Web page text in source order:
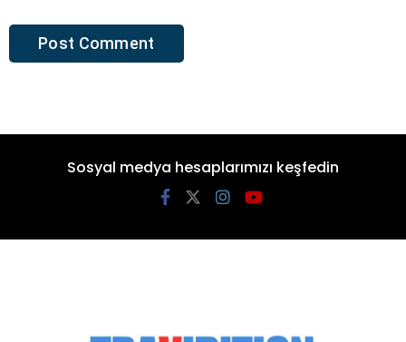
Sosyal medya hesaplarımızı keşfedin